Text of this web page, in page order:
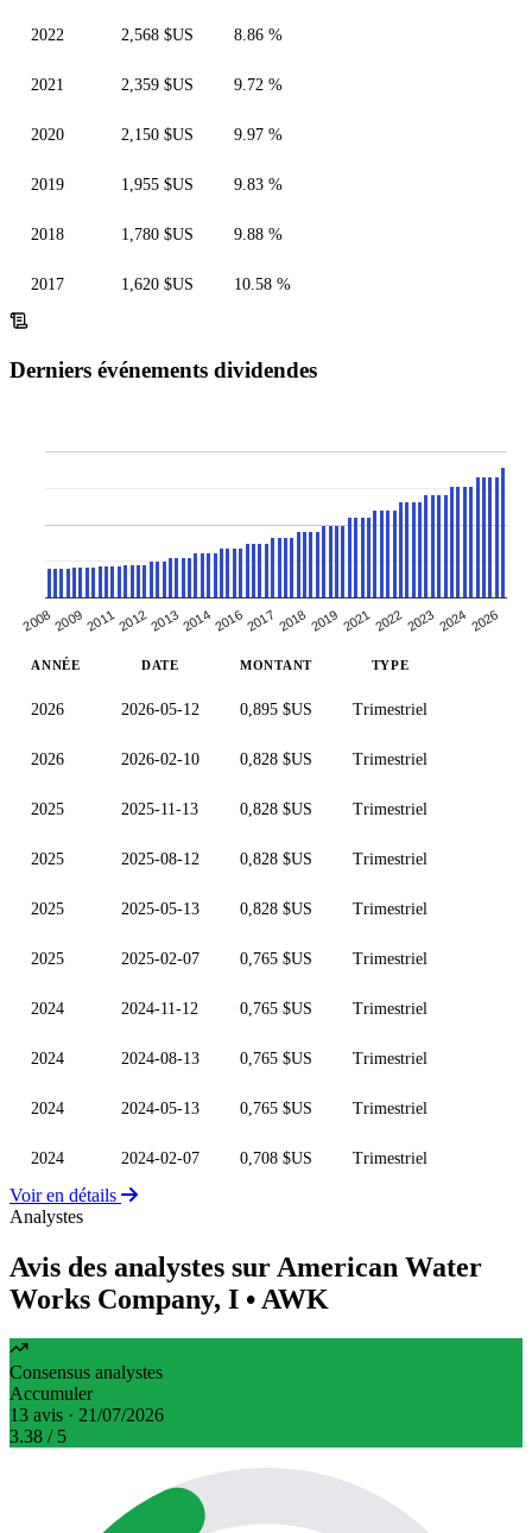
2022 2,568 $US 8.86 %
2021 2,359 $US 9.72 %
2020 2,150 $US 9.97 %
2019 1,955 $US 9.83 %
2018 1,780 $US 9.88 %
2017 1,620 $US 10.58 %
Derniers événements dividendes
20082009201120122013201420162017 20182019 2021202220232024 2026
ANNÉE DATE MONTANT TYPE
2026 2026-05-12 0,895 $US Trimestriel
2026 2026-02-10 0,828 $US Trimestriel
2025 2025-11-13 0,828 $US Trimestriel
2025 2025-08-12 0,828 $US Trimestriel
2025 2025-05-13 0,828 $US Trimestriel
2025 2025-02-07 0,765 $US Trimestriel
2024 2024-11-12 0,765 $US Trimestriel
2024 2024-08-13 0,765 $US Trimestriel
2024 2024-05-13 0,765 $US Trimestriel
2024 2024-02-07 0,708 $US Trimestriel
Voir en détails
Analystes
Avis des analystes sur American Water
Works Company, I • AWK
Consensus analystes
Accumuler
13 avis · 21/07/2026
3.38 / 5